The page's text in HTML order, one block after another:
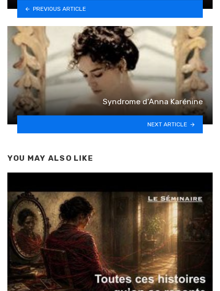
PREVIOUS ARTICLE
Syndrome d’Anna Karénine
NEXT ARTICLE
YOU MAY ALSO LIKE